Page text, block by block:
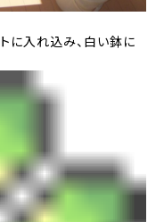
に入れ込み、白い鉢に